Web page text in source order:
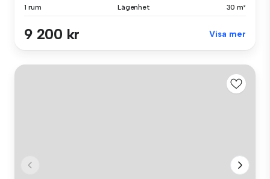
1 rum Lägenhet 30 m²
9 200 kr Visa mer